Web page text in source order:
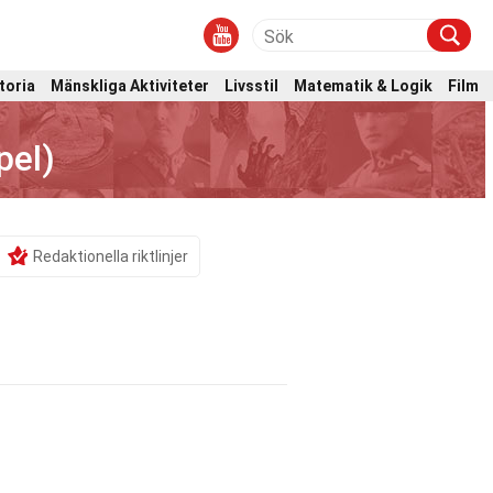
Mänskliga Aktiviteter Livsstil Matematik & Logik Film
Redaktionella riktlinjer